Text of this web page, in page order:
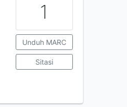
1
Unduh MARC
Sitasi